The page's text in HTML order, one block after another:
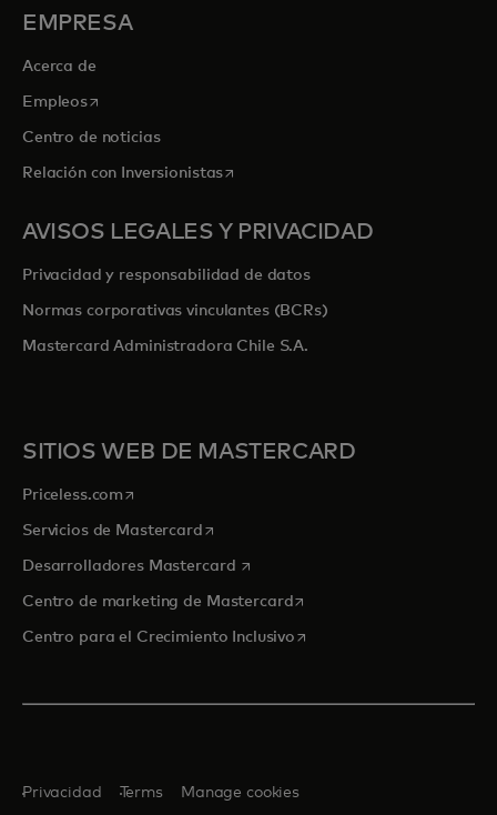
EMPRESA
Acerca de
Empleosse abre en una pestaña nueva
Centro de noticias
Relación con Inversionistasse abre en una pestaña nueva
AVISOS LEGALES Y PRIVACIDAD
Privacidad y responsabilidad de datos
Normas corporativas vinculantes (BCRs)
Mastercard Administradora Chile S.A.
SITIOS WEB DE MASTERCARD
Priceless.com se abre en una pestaña nueva
Servicios de Mastercardse abre en una pestaña nueva
Desarrolladores Mastercard se abre en una pestaña nueva
Centro de marketing de Mastercardse abre en una pestaña
Centro para el Crecimiento Inclusivose abre en una pestaña
Privacidad Terms Manage cookies